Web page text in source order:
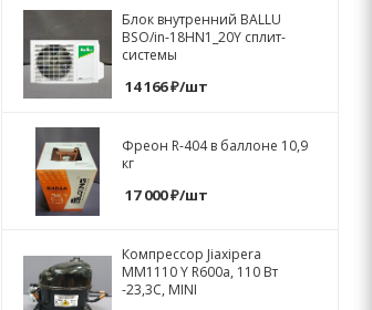
Блок внутренний BALLU
BSO/in-18HN1_20Y сплит-
системы
14 166₽/шт
Фреон R-404 в баллоне 10,9
кг
17 000₽/шт
Компрессор Jiaxipera
MM1110 Y R600a, 110 Вт
-23,3С, MINI